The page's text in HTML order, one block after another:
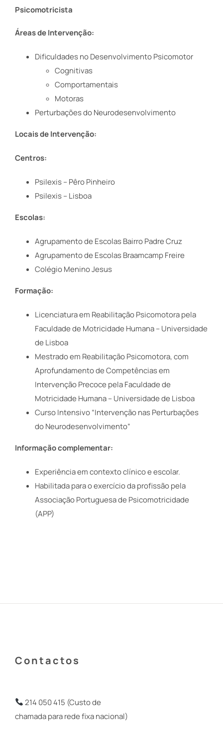
Psicomotricista
Áreas de Intervenção:
Dificuldades no Desenvolvimento Psicomotor
Cognitivas
Comportamentais
Motoras
Perturbações do Neurodesenvolvimento
Locais de Intervenção:
Centros:
Psilexis – Pêro Pinheiro
Psilexis – Lisboa
Escolas:
Agrupamento de Escolas Bairro Padre Cruz
Agrupamento de Escolas Braamcamp Freire
Colégio Menino Jesus
Formação:
Licenciatura em Reabilitação Psicomotora pela
Faculdade de Motricidade Humana – Universidade
de Lisboa
Mestrado em Reabilitação Psicomotora, com
Aprofundamento de Competências em
Intervenção Precoce pela Faculdade de
Motricidade Humana – Universidade de Lisboa
Curso Intensivo “Intervenção nas Perturbações
do Neurodesenvolvimento”
Informação complementar:
Experiência em contexto clínico e escolar.
Habilitada para o exercício da profissão pela
Associação Portuguesa de Psicomotricidade
(APP)
Contactos
214 050 415 (Custo de
chamada para rede fixa nacional)